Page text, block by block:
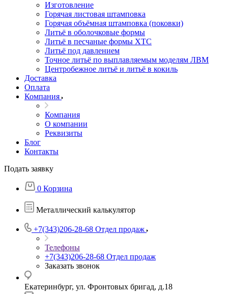
Изготовление
Горячая листовая штамповка
Горячая объёмная штамповка (поковки)
Литьё в оболочковые формы
Литьё в песчаные формы ХТС
Литьё под давлением
Точное литьё по выплавляемым моделям ЛВМ
Центробежное литьё и литьё в кокиль
Доставка
Оплата
Компания
Компания
О компании
Реквизиты
Блог
Контакты
Подать заявку
0 Корзина
Металлический калькулятор
+7(343)206-28-68 Отдел продаж
Телефоны
+7(343)206-28-68 Отдел продаж
Заказать звонок
Екатеринбург, ул. Фронтовых бригад, д.18